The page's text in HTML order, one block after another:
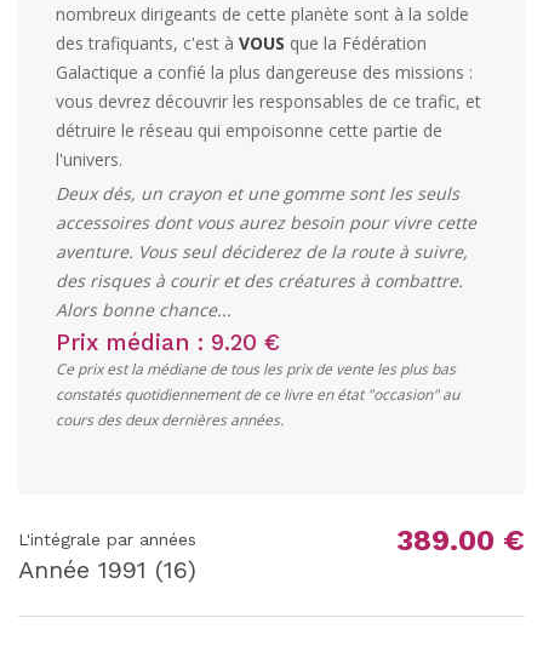
nombreux dirigeants de cette planète sont à la solde
des trafiquants, c'est à VOUS que la Fédération
Galactique a confié la plus dangereuse des missions :
vous devrez découvrir les responsables de ce trafic, et
détruire le réseau qui empoisonne cette partie de
l'univers.
Deux dés, un crayon et une gomme sont les seuls
accessoires dont vous aurez besoin pour vivre cette
aventure. Vous seul déciderez de la route à suivre,
des risques à courir et des créatures à combattre.
Alors bonne chance...
Prix médian : 9.20 €
Ce prix est la médiane de tous les prix de vente les plus bas
constatés quotidiennement de ce livre en état "occasion" au
cours des deux dernières années.
L'intégrale par années
Année 1991 (16)
389.00 €